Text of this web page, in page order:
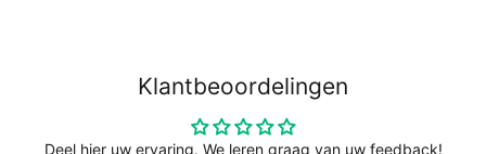
Klantbeoordelingen
Deel hier uw ervaring. We leren graag van uw feedback!